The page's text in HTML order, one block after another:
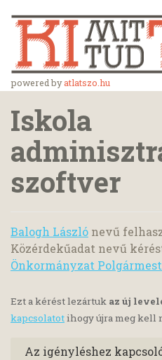
powered byatlatszo.hu
Iskola
szoftver
Balogh László nevű
Közérdekűadat nevű
Önkormányzat
Ezt a kérést lezártuk az új
kapcsolatotihogy újra meg kell
Az igényléshez